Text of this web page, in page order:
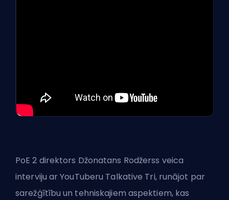
PoE 2 direktors Džonatans Rodžerss veica
interviju ar YouTuberu Talkative Tri, runājot par
sarežģītību un tehniskajiem aspektiem, kas